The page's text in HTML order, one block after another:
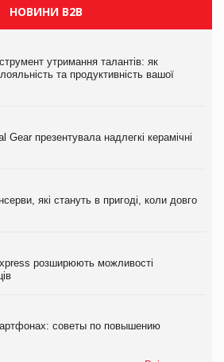
НОВИНИ B2B
утримання талантів: як
та продуктивність вашої
Gear презентувала надлегкі керамічні
які стануть в пригоді, коли довго
розширюють можливості
советы по повышению